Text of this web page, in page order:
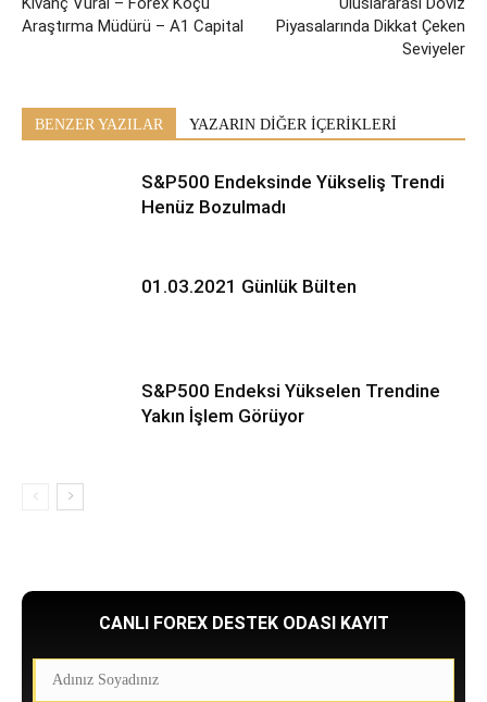
Araştırma Müdürü – A1 Capital
Piyasalarında Dikkat Çeken
Seviyeler
BENZER YAZILAR YAZARIN DİĞER İÇERİKLERİ
S&P500 Endeksinde Yükseliş Trendi
Henüz Bozulmadı
01.03.2021 Günlük Bülten
S&P500 Endeksi Yükselen Trendine
Yakın İşlem Görüyor
CANLI FOREX DESTEK ODASI KAYIT